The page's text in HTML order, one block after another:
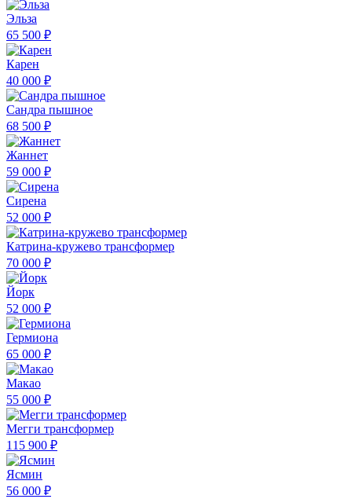
Эльза
65 500 ₽
Карен
40 000 ₽
Сандра пышное
68 500 ₽
Жаннет
59 000 ₽
Сирена
52 000 ₽
Катрина-кружево трансформер
70 000 ₽
Йорк
52 000 ₽
Гермиона
65 000 ₽
Макао
55 000 ₽
Мегги трансформер
115 900 ₽
Ясмин
56 000 ₽